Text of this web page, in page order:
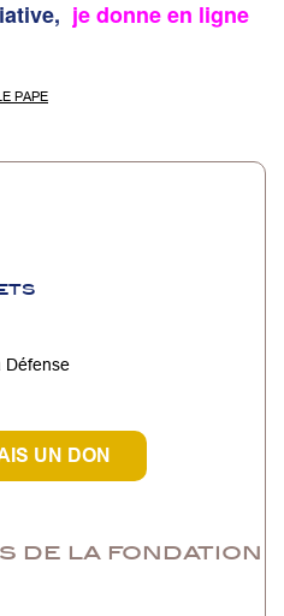
je donne en ligne
PAPE
Défense
UN DON
de la fondation